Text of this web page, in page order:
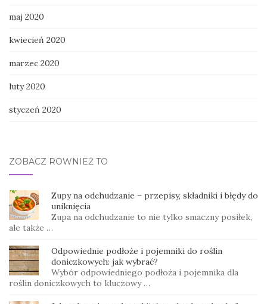
maj 2020
kwiecień 2020
marzec 2020
luty 2020
styczeń 2020
ZOBACZ RÓWNIEŻ TO
Zupy na odchudzanie – przepisy, składniki i błędy do
uniknięcia
Zupa na odchudzanie to nie tylko smaczny posiłek,
ale także …
Odpowiednie podłoże i pojemniki do roślin
doniczkowych: jak wybrać?
Wybór odpowiedniego podłoża i pojemnika dla
roślin doniczkowych to kluczowy …